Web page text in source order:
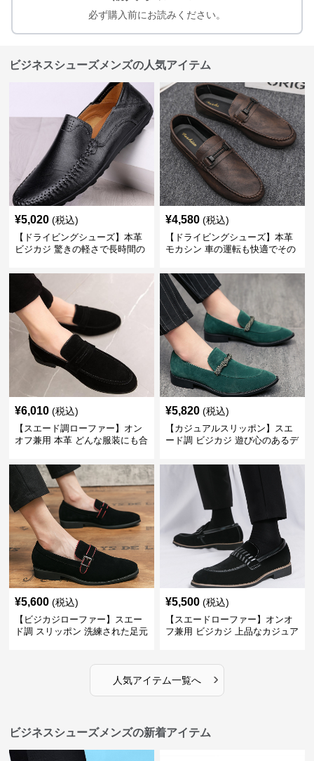
必ず購入前にお読みください。
ビジネスシューズメンズの人気アイテム
¥5,020 (税込)
【ドライビングシューズ】本革
ビジカジ 驚きの軽さで長時間の
¥4,580 (税込)
【ドライビングシューズ】本革
モカシン 車の運転も快適でその
¥6,010 (税込)
【スエード調ローファー】オン
オフ兼用 本革 どんな服装にも合
供
¥5,820 (税込)
【カジュアルスリッポン】スエ
ード調 ビジカジ 遊び心のあるデ
表現
¥5,600 (税込)
【ビジカジローファー】スエー
ド調 スリッポン 洗練された足元
¥5,500 (税込)
【スエードローファー】オンオ
フ兼用 ビジカジ 上品なカジュア
人気アイテム一覧へ ›
ビジネスシューズメンズの新着アイテム